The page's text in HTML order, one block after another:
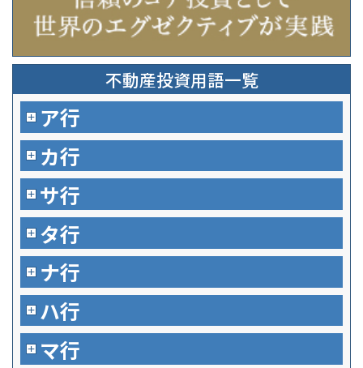
不動産投資用語一覧
ア行
カ行
サ行
タ行
ナ行
ハ行
マ行